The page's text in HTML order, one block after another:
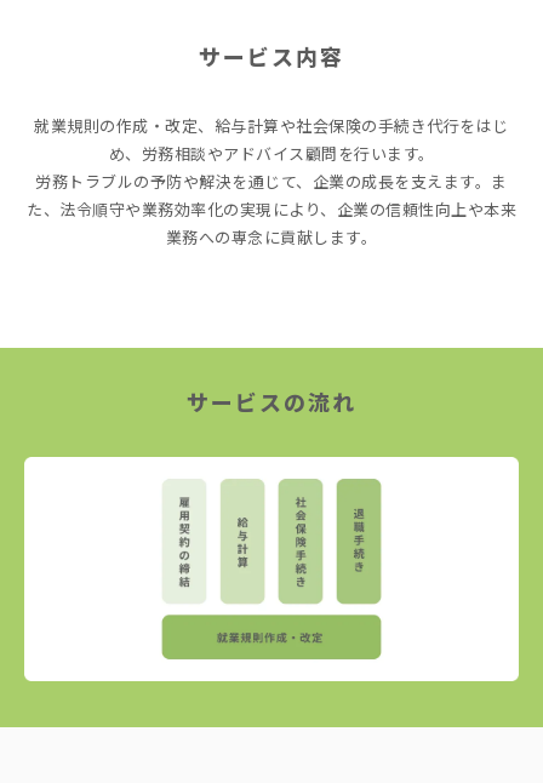
サービス内容
就業規則の作成・改定、給与計算や社会保険の手続き代行をはじ
め、労務相談やアドバイス顧問を行います。
労務トラブルの予防や解決を通じて、企業の成長を支えます。ま
た、法令順守や業務効率化の実現により、企業の信頼性向上や本来
業務への専念に貢献します。
サービスの流れ